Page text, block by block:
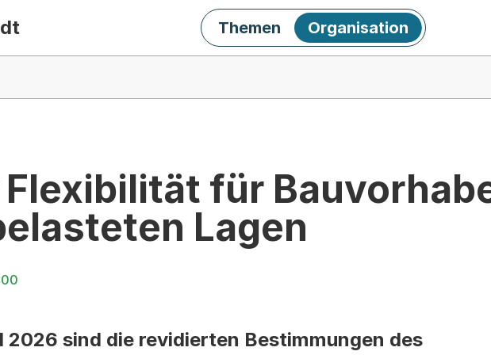
Themen Organisation
für
Lagen
2026 sind die revidierten Bestimmungen des